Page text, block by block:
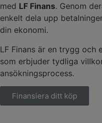
med LF Finans. Genom
enkelt dela upp
din ekonomi.
LF Finans är en trygg och
som erbjuder tydliga
ansökningsprocess.
Finansiera ditt köp